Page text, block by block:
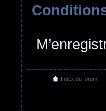
Index du forum